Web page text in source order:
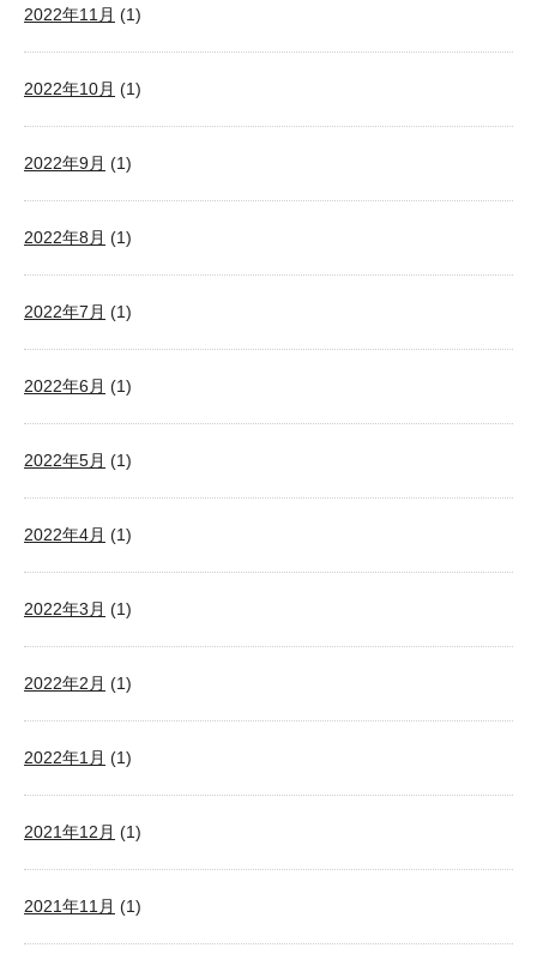
2022年11月 (1)
2022年10月 (1)
2022年9月 (1)
2022年8月 (1)
2022年7月 (1)
2022年6月 (1)
2022年5月 (1)
2022年4月 (1)
2022年3月 (1)
2022年2月 (1)
2022年1月 (1)
2021年12月 (1)
2021年11月 (1)